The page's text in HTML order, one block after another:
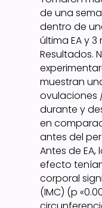
de una
dentro de
última EA y 3
Resultados.
muestran
ovulaciones
durante y
en
antes del
Antes de
efecto
corporal
(IMC) (p